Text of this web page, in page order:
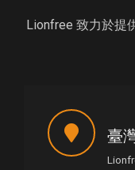
Lionfree 致力於提
臺